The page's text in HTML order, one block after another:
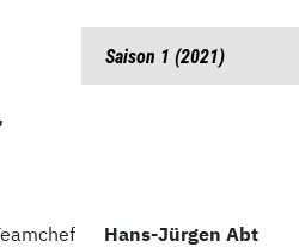
Hans-Jürgen Abt